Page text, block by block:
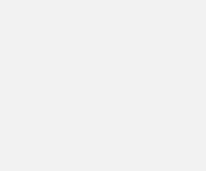
стержневых элементов.